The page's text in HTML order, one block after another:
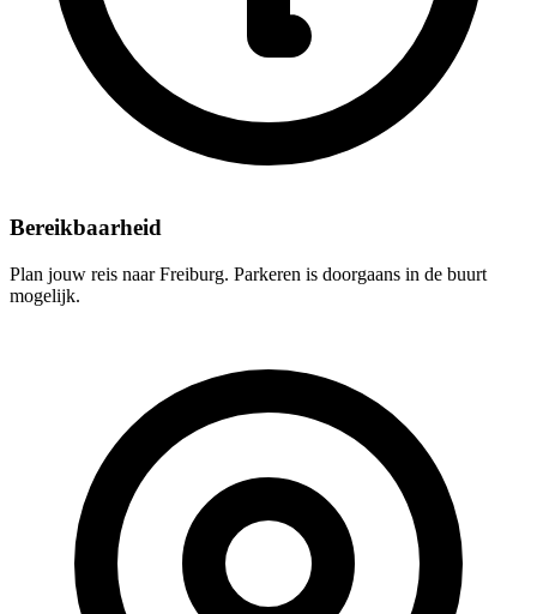
Bereikbaarheid
Plan jouw reis naar Freiburg. Parkeren is doorgaans in de buurt
mogelijk.